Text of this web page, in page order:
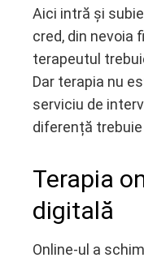
Aici intră și
cred, din nevoia
terapeutul
Dar terapia nu
serviciu de
diferență
Terapia
digitală
Online-ul a